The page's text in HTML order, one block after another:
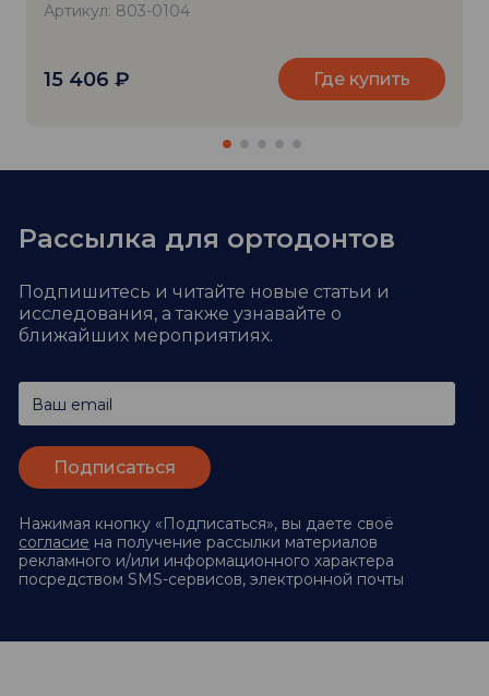
Артикул: 803-0104
15 406 ₽ Где купить
Рассылка для ортодонтов
Подпишитесь и читайте новые статьи и
исследования, а также узнавайте о
ближайших мероприятиях.
Ваш email
Нажимая кнопку «Подписаться», вы даете своё
согласие на получение рассылки материалов
рекламного и/или информационного характера
посредством SMS-сервисов, электронной почты